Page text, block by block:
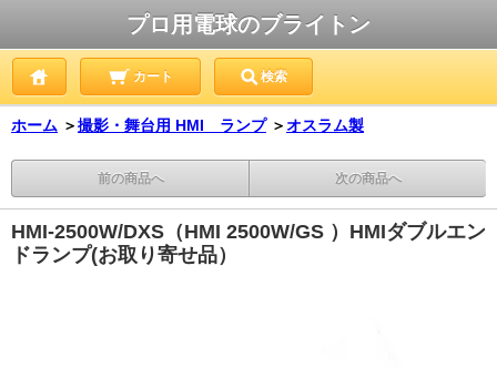
プロ用電球のブライトン
カート 検索
ホーム ＞撮影・舞台用 HMI ランプ ＞オスラム製
前の商品へ 次の商品へ
HMI-2500W/DXS（HMI 2500W/GS ）HMIダブルエン
ドランプ(お取り寄せ品）